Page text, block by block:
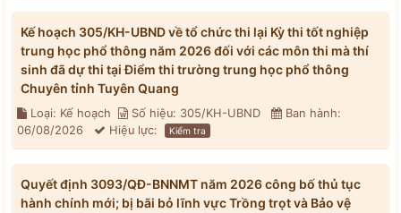
Kế hoạch 305/KH-UBND về tổ chức thi lại Kỳ thi tốt nghiệp
trung học phổ thông năm 2026 đối với các môn thi mà thí
sinh đã dự thi tại Điểm thi trường trung học phổ thông
Chuyên tỉnh Tuyên Quang
Loại: Kế hoạch Số hiệu: 305/KH-UBND
Ban hành:
06/08/2026
Hiệu lực: Kiểm tra
Quyết định 3093/QĐ-BNNMT năm 2026 công bố thủ tục
hành chính mới; bị bãi bỏ lĩnh vực Trồng trọt và Bảo vệ